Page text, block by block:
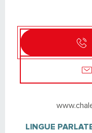
LINGUE
LINGUE